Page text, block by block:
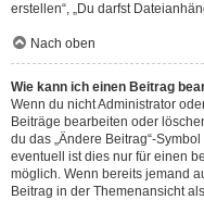
erstellen“, „Du darfst
Nach oben
Wie kann ich einen Beitrag
Wenn du nicht Administrator
Beiträge bearbeiten oder
du das „Ändere Beitrag“-
eventuell ist dies nur für einen
möglich. Wenn bereits jemand
Beitrag in der Themenansicht